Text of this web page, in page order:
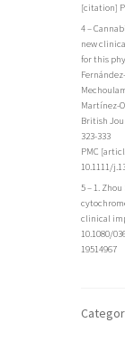
[citation]
4 –
new
for this
Martínez-
British
323-333
PMC
10.1111/
5 – 1.
clinical
10.1080/
19514967